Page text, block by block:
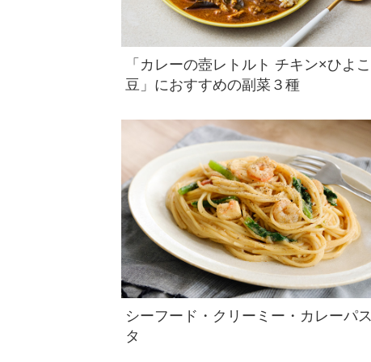
「カレーの壺レトルト チキン×ひよこ
豆」におすすめの副菜３種
シーフード・クリーミー・カレーパス
タ